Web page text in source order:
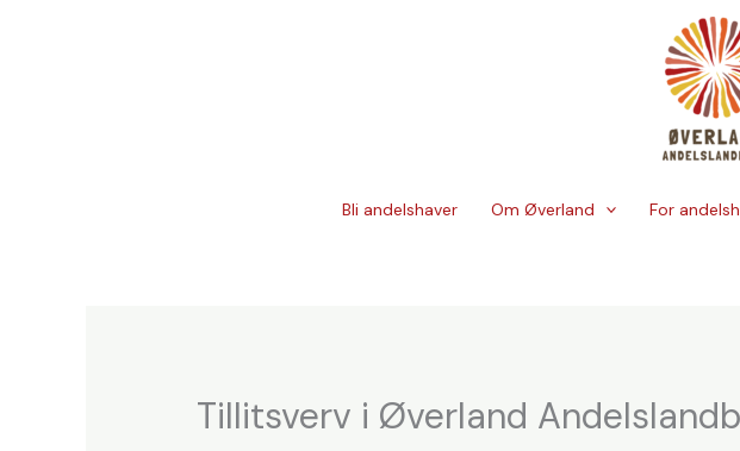
Bli andelshaver Om Øverland For
Tillitsverv i Øverland